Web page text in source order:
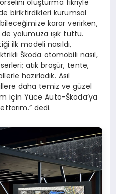
biriktirdikleri kurumsal
karar verirken,
de yolumuza ışık tuttu.
ilk modeli nasıldı,
Škoda otomobili nasıl,
atık broşür, tente,
hazırladık. Asıl
daha temiz ve güzel
için Yüce Auto-Škoda’ya
dedi.